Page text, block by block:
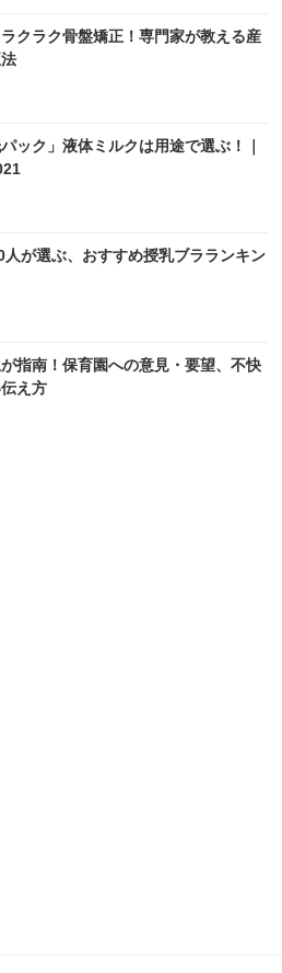
クラク骨盤矯正！専門家が教える産
ック」液体ミルクは用途で選ぶ！｜
が選ぶ、おすすめ授乳ブラランキン
指南！保育園への意見・要望、不快
え方